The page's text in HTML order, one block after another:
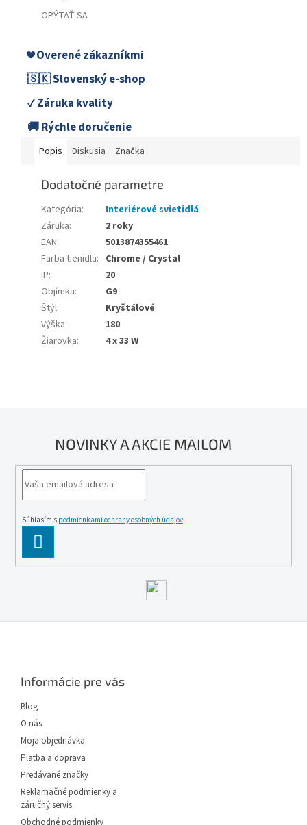
OPÝTAŤ SA
❤️ Overené zákazníkmi
🇸🇰 Slovenský e-shop
✓ Záruka kvality
🚚 Rýchle doručenie
Popis Diskusia Značka
Dodatočné parametre
Kategória:
Interiérové svietidlá
Záruka:
2 roky
EAN:
5013874355461
Farba tienidla: Chrome / Crystal
IP:
20
Objímka:
G9
Štýl:
Kryštálové
Výška:
180
Žiarovka: 4 x 33 W
NOVINKY A AKCIE MAILOM
Súhlasím s podmienkami ochrany osobných údajov
SE
Informácie pre vás
Blog
O nás
Moja objednávka
Platba a doprava
Predávané značky
Reklamačné podmienky a
záručný servis
Obchodné podmienky